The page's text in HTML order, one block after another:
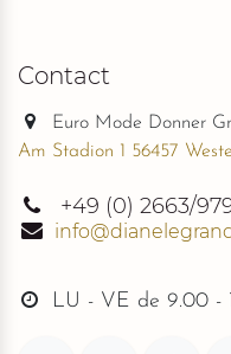
Contact
Euro Mode Donner
Am Stadion 1 56457
+49 (0) 2663/
LU - VE de 9.00 -